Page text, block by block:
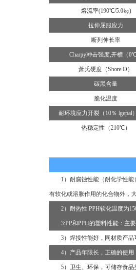
熔流率(190℃/5.0㎏)
拉伸屈服应力
断列伸长率
Charpy冲击强度,开槽（
萧氏硬度（Shore D）
碳黑含量
脆化温度
耐环境应力开裂（10％ lgepal
热稳定性（210℃）
1）耐腐蚀性能（耐化学性
有软化或溶胀作用的化合物外，
2）耐热性 PPH软化温度为
3:PP和PPH的塑料性能：主
3）焊接性能好，同材质产
4）产品年限长，正确的使
5）卫生、环保，可储存食